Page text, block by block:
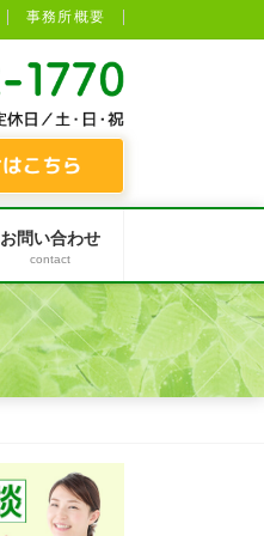
事務所概要
お問い合わせ
contact